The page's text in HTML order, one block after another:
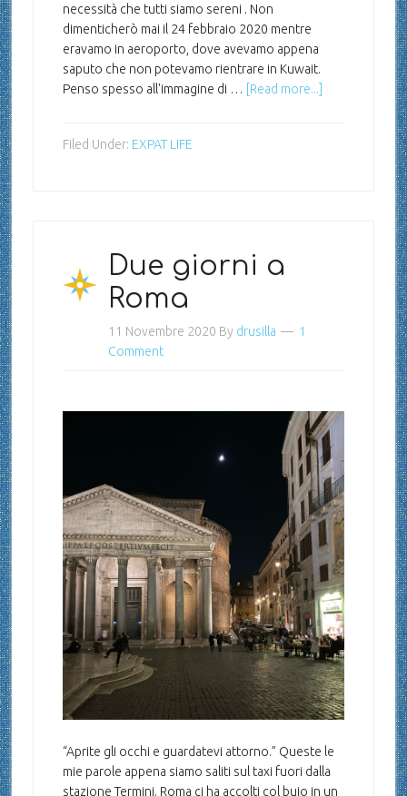
necessità che tutti siamo sereni . Non
dimenticherò mai il 24 febbraio 2020 mentre
eravamo in aeroporto, dove avevamo appena
saputo che non potevamo rientrare in Kuwait.
Penso spesso all'immagine di …
[Read more...]
Filed Under: EXPAT LIFE
Due giorni a
Roma
11 Novembre 2020 By drusilla
1
Comment
“Aprite gli occhi e guardatevi attorno.” Queste le
mie parole appena siamo saliti sul taxi fuori dalla
stazione Termini. Roma ci ha accolti col buio in un